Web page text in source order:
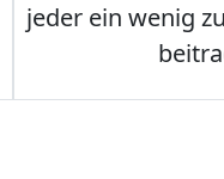
jeder ein wenig